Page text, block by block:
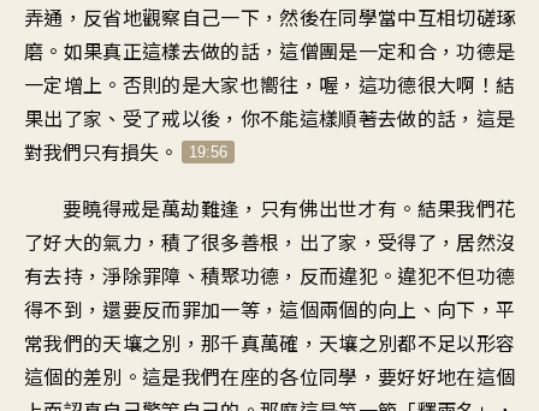
弄通，反省地觀察自己一下，然後在同學當中互相切磋琢
磨。如果真正這樣去做的話，這僧團是一定和合，功德是
一定增上。否則的是大家也嚮往，喔，這功德很大啊！結
果出了家、受了戒以後，你不能這樣順著去做的話，這是
對我們只有損失。
19:56
要曉得戒是萬劫難逢，只有佛出世才有。結果我們花
了好大的氣力，積了很多善根，出了家，受得了，居然沒
有去持，淨除罪障、積聚功德，反而違犯。違犯不但功德
得不到，還要反而罪加一等，這個兩個的向上、向下，平
常我們的天壤之別，那千真萬確，天壤之別都不足以形容
這個的差別。這是我們在座的各位同學，要好好地在這個